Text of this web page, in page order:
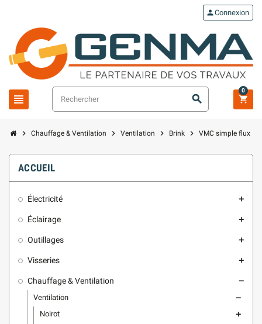
view_headline search
personConnexion
shopping_cart
0
chevron_right Chauffage & Ventilation chevron_right Ventilation chevron_right Brink chevron_right VMC simple flux
ACCUEIL
Électricité add
Éclairage add
Outillages add
Visseries add
Chauffage & Ventilation remove
Ventilation remove
Noirot add